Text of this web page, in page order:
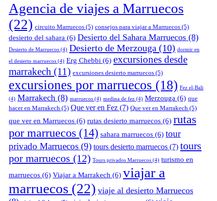
Agencia de viajes a Marruecos
(22) circuito Marruecos (5) consejos para viajar a Marruecos (5)
desierto del sahara (6) Desierto del Sahara Marruecos (8)
Desierto de Marruecos (4) Desierto de Merzouga (10) dormir en
el desierto marruecos (4) Erg Chebbi (6) excursiones desde
marrakech (11) excursiones desierto marruecos (5)
excursiones por marruecos (18) Fez el-Bali
(4) Marrakech (8) marruecos (4) medina de fez (4) Merzouga (6) que
hacer en Marrakech (5) Que ver en Fez (7) Que ver en Marrakech (5)
que ver en Marruecos (6) rutas desierto marruecos (6) rutas
por marruecos (14) sahara marruecos (6) tour
privado Marruecos (9) tours desierto marruecos (7) tours
por marruecos (12) Tours privados Marruecos (4) turismo en
marruecos (6) Viajar a Marrakech (6) viajar a
marruecos (22) viaje al desierto Marruecos